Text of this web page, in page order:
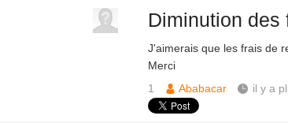
Diminution des
J'aimerais que les frais de
Merci
1
Ababacar il y a